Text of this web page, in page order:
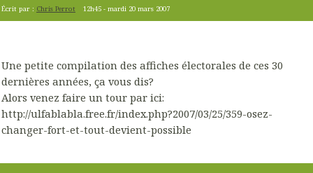
Écrit par : Chris Perrot 12h45 -mardi 20 mars 2007
Une petite compilation des affiches électorales de ces 30
dernières années, ça vous dis?
Alors venez faire un tour par ici:
http://ulfablabla.free.fr/index.php?2007/03/25/359-osez-
changer-fort-et-tout-devient-possible